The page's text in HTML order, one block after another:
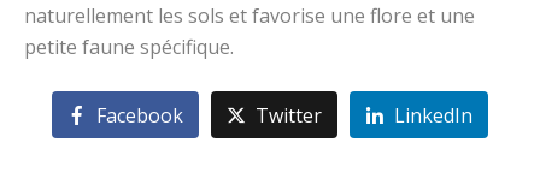
naturellement les sols et favorise une flore et une
petite faune spécifique.
Facebook Twitter LinkedIn